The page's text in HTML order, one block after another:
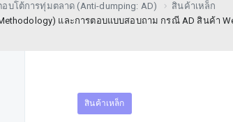
บโต้การทุ่มตลาด (Anti-dumping: AD)
สินค้าเหล็ก
และการตอบแบบสอบถาม กรณี AD สินค้า
สินค้าเหล็ก